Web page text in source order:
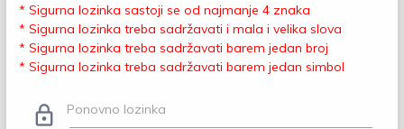
* Sigurna lozinka sastoji se od najmanje 4 znaka
* Sigurna lozinka treba sadržavati i mala i velika slova
* Sigurna lozinka treba sadržavati barem jedan broj
* Sigurna lozinka treba sadržavati barem jedan simbol
lock_outline Ponovno lozinka